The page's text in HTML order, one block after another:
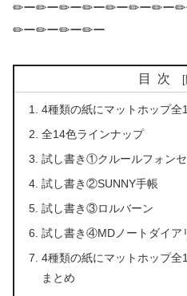
✏ー✏ー✏ー✏ー✏ー✏ー✏ー
✏ー✏ー✏ー✏ー
目次
4種類の紙にマットホップ全
全14色ラインナップ
試し書き①クルールフォンセ
試し書き②SUNNY手帳
試し書き③ロルバーン
試し書き④MDノートダイア
4種類の紙にマットホップ
まとめ